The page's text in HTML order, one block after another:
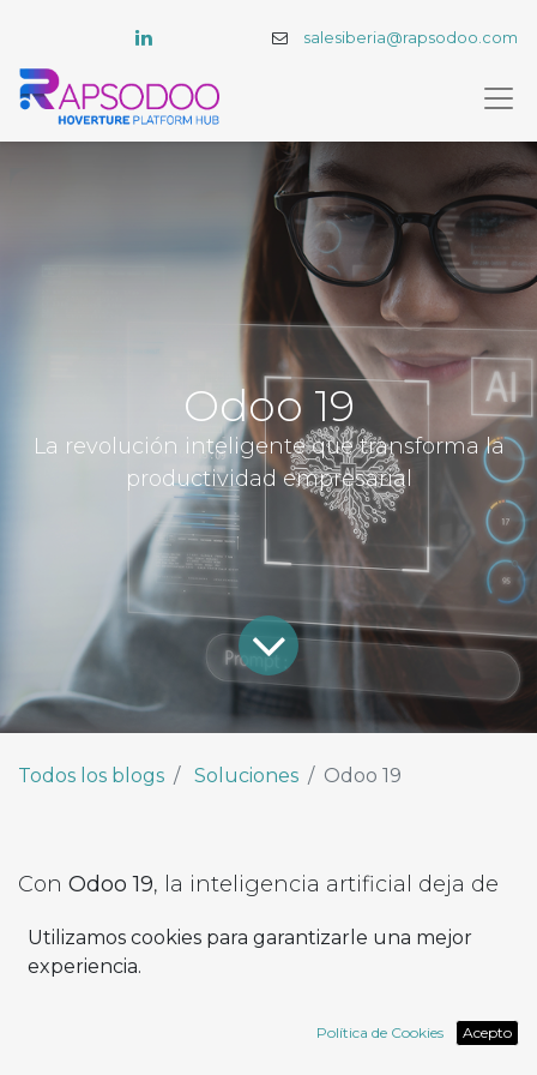
salesiberia@rapsodoo.com
Odoo 19
La revolución inteligente que transforma la
productividad empresarial
Todos los blogs Soluciones Odoo 19
Con Odoo 19, la inteligencia artificial deja de
ADN de la plataforma.
La nueva versión incorpora
, integradas en cada módulo y
Utilizamos cookies para garantizarle una mejor
experiencia.
Política de Cookies Acepto